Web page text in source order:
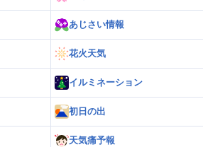
あじさい情報
花火天気
イルミネーション
初日の出
天気痛予報